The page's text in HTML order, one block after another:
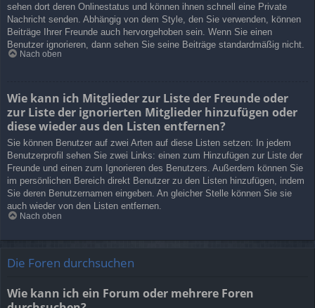
sehen dort deren Onlinestatus und können ihnen schnell eine Private
Nachricht senden. Abhängig von dem Style, den Sie verwenden, können
Beiträge Ihrer Freunde auch hervorgehoben sein. Wenn Sie einen
Benutzer ignorieren, dann sehen Sie seine Beiträge standardmäßig nicht.
Nach oben
Wie kann ich Mitglieder zur Liste der Freunde oder
zur Liste der ignorierten Mitglieder hinzufügen oder
diese wieder aus den Listen entfernen?
Sie können Benutzer auf zwei Arten auf diese Listen setzen: In jedem
Benutzerprofil sehen Sie zwei Links: einen zum Hinzufügen zur Liste der
Freunde und einen zum Ignorieren des Benutzers. Außerdem können Sie
im persönlichen Bereich direkt Benutzer zu den Listen hinzufügen, indem
Sie deren Benutzernamen eingeben. An gleicher Stelle können Sie sie
auch wieder von den Listen entfernen.
Nach oben
Die Foren durchsuchen
Wie kann ich ein Forum oder mehrere Foren